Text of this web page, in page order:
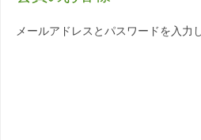
メールアドレスとパスワードを入力